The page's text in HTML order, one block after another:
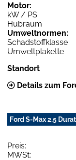
Motor:
kW / PS
Hubraum
Umweltnormen:
Schadstoffklasse
Umweltplakette
Standort
Details zum
Ford S-Max 2.5
Preis:
MWSt: